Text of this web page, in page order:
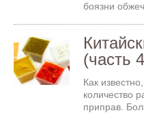
боязни
(часть
Как
количество
приправ.